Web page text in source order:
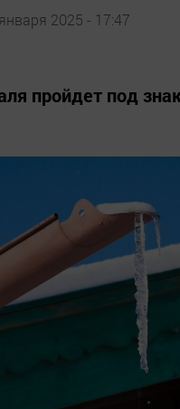
2025 - 17:47
пройдет под